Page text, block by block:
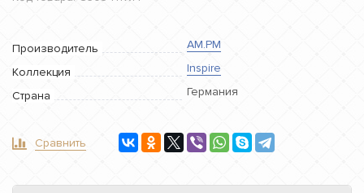
Производитель
AM.PM
Коллекция
Inspire
Страна
Германия
Сравнить